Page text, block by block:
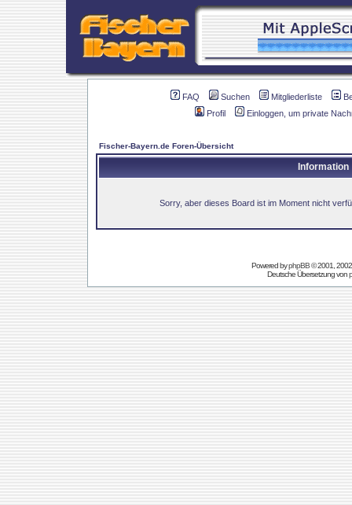
FAQ Suchen Mitgliederliste
Profil
Einloggen, um private
Fischer-Bayern.de Foren-Übersicht
Information
Sorry, aber dieses Board ist im Moment nicht
Powered byphpBB© 2001,
Deutsche Übersetzung von